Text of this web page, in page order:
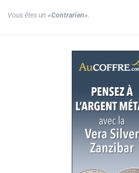
Vous êtes un «Contrarien».